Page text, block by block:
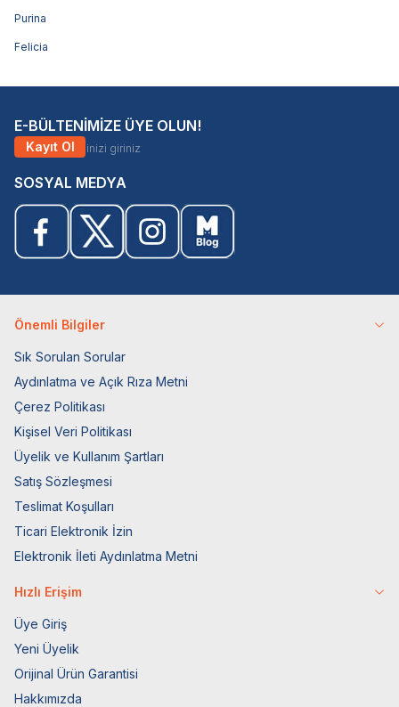
Purina
Felicia
E-BÜLTENİMİZE ÜYE OLUN!
Kayıt Ol
SOSYAL MEDYA
Önemli Bilgiler
Sık Sorulan Sorular
Aydınlatma ve Açık Rıza Metni
Çerez Politikası
Kişisel Veri Politikası
Üyelik ve Kullanım Şartları
Satış Sözleşmesi
Teslimat Koşulları
Ticari Elektronik İzin
Elektronik İleti Aydınlatma Metni
Hızlı Erişim
Üye Giriş
Yeni Üyelik
Orijinal Ürün Garantisi
Hakkımızda